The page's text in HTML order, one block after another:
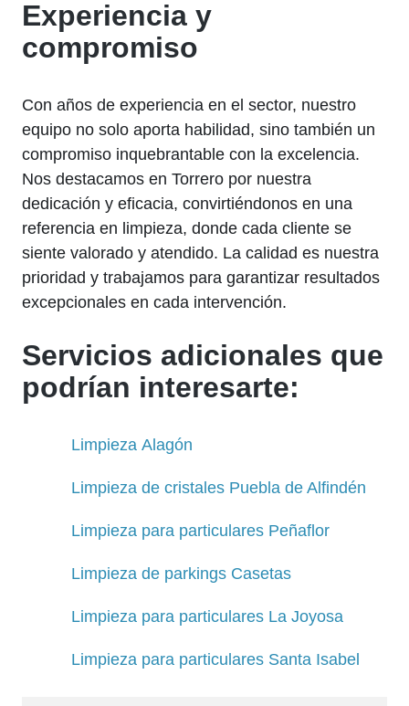
Experiencia y
compromiso
Con años de experiencia en el sector, nuestro
equipo no solo aporta habilidad, sino también un
compromiso inquebrantable con la excelencia.
Nos destacamos en Torrero por nuestra
dedicación y eficacia, convirtiéndonos en una
referencia en limpieza, donde cada cliente se
siente valorado y atendido. La calidad es nuestra
prioridad y trabajamos para garantizar resultados
excepcionales en cada intervención.
Servicios adicionales que
podrían interesarte:
Limpieza Alagón
Limpieza de cristales Puebla de Alfindén
Limpieza para particulares Peñaflor
Limpieza de parkings Casetas
Limpieza para particulares La Joyosa
Limpieza para particulares Santa Isabel